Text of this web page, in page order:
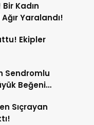
Kadın
Yaralandı!
Ekipler
Sendromlu
Beğeni
Sıçrayan